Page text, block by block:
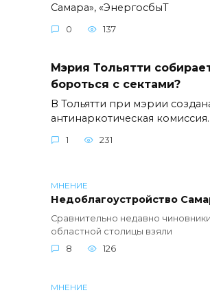
Самара», «ЭнергосбыТ
0 137
Мэрия Тольятти
бороться с сектами?
В Тольятти при мэрии
антинаркотическая комиссия.
1 231
МНЕНИЕ
Недоблагоустройство
Сравнительно недавно чиновники
областной столицы взяли
8
126
МНЕНИЕ